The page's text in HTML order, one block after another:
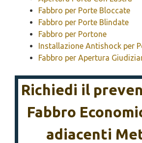
Fabbro per Porte Bloccate
Fabbro per Porte Blindate
Fabbro per Portone
Installazione Antishock per
Fabbro per Apertura
Richiedi il
Fabbro
adiacenti